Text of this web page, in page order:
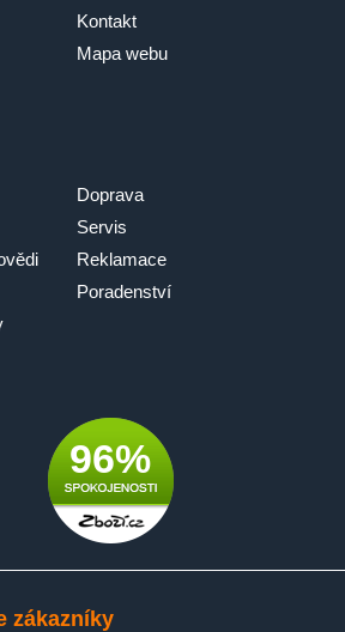
Kontakt
Mapa webu
Doprava
Servis
Reklamace
Poradenství
96%
zákazníky